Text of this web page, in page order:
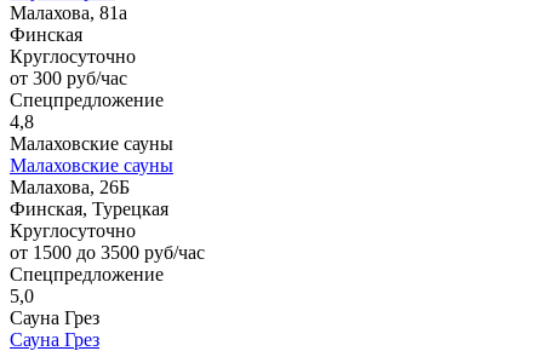
Малахова, 81а
Финская
Круглосуточно
от 300 руб/час
Спецпредложение
4,8
Малаховские сауны
Малаховские сауны
Малахова, 26Б
Финская, Турецкая
Круглосуточно
от 1500 до 3500 руб/час
Спецпредложение
5,0
Сауна Грез
Сауна Грез